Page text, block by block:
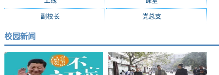
副校长 党总支
校园新闻